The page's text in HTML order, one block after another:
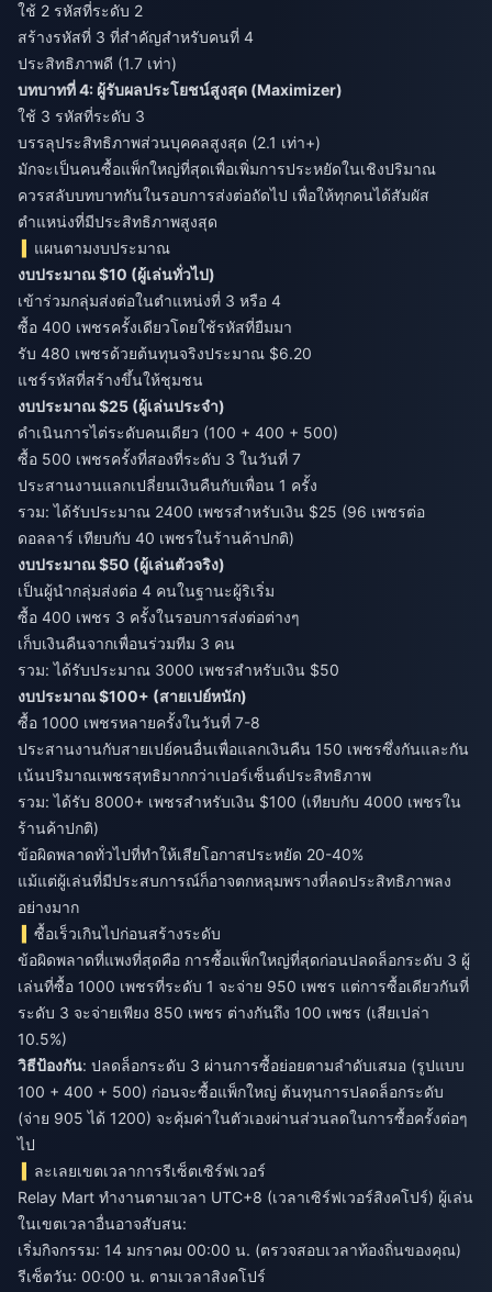
ใช้ 2 รหัสที่ระดับ 2
สร้างรหัสที่ 3 ที่สำคัญสำหรับคนที่ 4
ประสิทธิภาพดี (1.7 เท่า)
บทบาทที่ 4: ผู้รับผลประโยชน์สูงสุด (Maximizer)
ใช้ 3 รหัสที่ระดับ 3
บรรลุประสิทธิภาพส่วนบุคคลสูงสุด (2.1 เท่า+)
มักจะเป็นคนซื้อแพ็กใหญ่ที่สุดเพื่อเพิ่มการประหยัดในเชิงปริมาณ
ควรสลับบทบาทกันในรอบการส่งต่อถัดไป เพื่อให้ทุกคนได้สัมผัส
ตำแหน่งที่มีประสิทธิภาพสูงสุด
แผนตามงบประมาณ
งบประมาณ $10 (ผู้เล่นทั่วไป)
เข้าร่วมกลุ่มส่งต่อในตำแหน่งที่ 3 หรือ 4
ซื้อ 400 เพชรครั้งเดียวโดยใช้รหัสที่ยืมมา
รับ 480 เพชรด้วยต้นทุนจริงประมาณ $6.20
แชร์รหัสที่สร้างขึ้นให้ชุมชน
งบประมาณ $25 (ผู้เล่นประจำ)
ดำเนินการไต่ระดับคนเดียว (100 + 400 + 500)
ซื้อ 500 เพชรครั้งที่สองที่ระดับ 3 ในวันที่ 7
ประสานงานแลกเปลี่ยนเงินคืนกับเพื่อน 1 ครั้ง
รวม: ได้รับประมาณ 2400 เพชรสำหรับเงิน $25 (96 เพชรต่อ
ดอลลาร์ เทียบกับ 40 เพชรในร้านค้าปกติ)
งบประมาณ $50 (ผู้เล่นตัวจริง)
เป็นผู้นำกลุ่มส่งต่อ 4 คนในฐานะผู้ริเริ่ม
ซื้อ 400 เพชร 3 ครั้งในรอบการส่งต่อต่างๆ
เก็บเงินคืนจากเพื่อนร่วมทีม 3 คน
รวม: ได้รับประมาณ 3000 เพชรสำหรับเงิน $50
งบประมาณ $100+ (สายเปย์หนัก)
ซื้อ 1000 เพชรหลายครั้งในวันที่ 7-8
ประสานงานกับสายเปย์คนอื่นเพื่อแลกเงินคืน 150 เพชรซึ่งกันและกัน
เน้นปริมาณเพชรสุทธิมากกว่าเปอร์เซ็นต์ประสิทธิภาพ
รวม: ได้รับ 8000+ เพชรสำหรับเงิน $100 (เทียบกับ 4000 เพชรใน
ร้านค้าปกติ)
ข้อผิดพลาดทั่วไปที่ทำให้เสียโอกาสประหยัด 20-40%
แม้แต่ผู้เล่นที่มีประสบการณ์ก็อาจตกหลุมพรางที่ลดประสิทธิภาพลง
อย่างมาก
ซื้อเร็วเกินไปก่อนสร้างระดับ
ข้อผิดพลาดที่แพงที่สุดคือ การซื้อแพ็กใหญ่ที่สุดก่อนปลดล็อกระดับ 3 ผู้
เล่นที่ซื้อ 1000 เพชรที่ระดับ 1 จะจ่าย 950 เพชร แต่การซื้อเดียวกันที่
ระดับ 3 จะจ่ายเพียง 850 เพชร ต่างกันถึง 100 เพชร (เสียเปล่า
10.5%)
วิธีป้องกัน: ปลดล็อกระดับ 3 ผ่านการซื้อย่อยตามลำดับเสมอ (รูปแบบ
100 + 400 + 500) ก่อนจะซื้อแพ็กใหญ่ ต้นทุนการปลดล็อกระดับ
(จ่าย 905 ได้ 1200) จะคุ้มค่าในตัวเองผ่านส่วนลดในการซื้อครั้งต่อๆ
ไป
ละเลยเขตเวลาการรีเซ็ตเซิร์ฟเวอร์
Relay Mart ทำงานตามเวลา UTC+8 (เวลาเซิร์ฟเวอร์สิงคโปร์) ผู้เล่น
ในเขตเวลาอื่นอาจสับสน:
เริ่มกิจกรรม: 14 มกราคม 00:00 น. (ตรวจสอบเวลาท้องถิ่นของคุณ)
รีเซ็ตวัน: 00:00 น. ตามเวลาสิงคโปร์